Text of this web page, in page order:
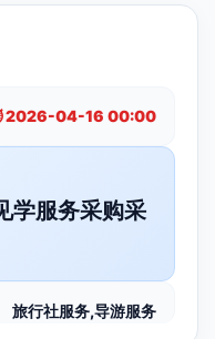
2026-04-16 00:00
学服务采购采
旅行社服务,导游服务